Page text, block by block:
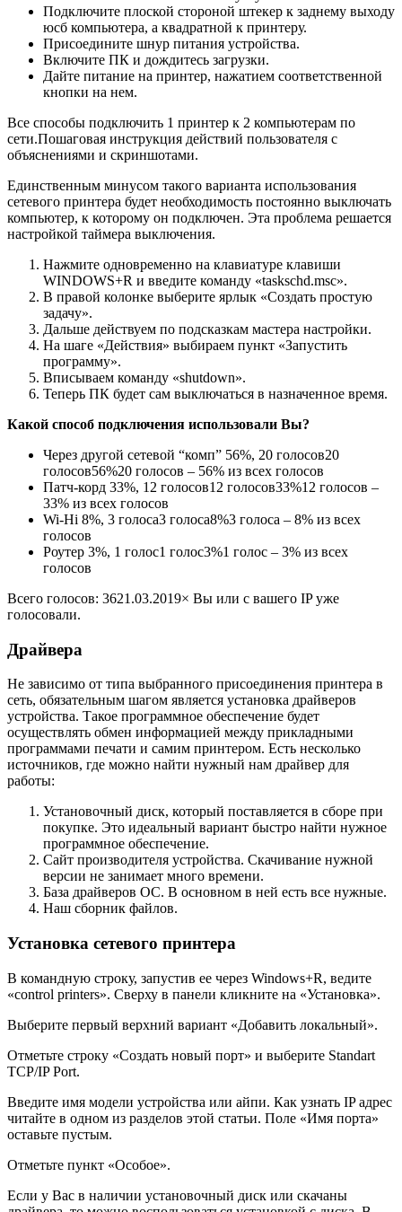
Подключите плоской стороной штекер к заднему выходу
юсб компьютера, а квадратной к принтеру.
Присоедините шнур питания устройства.
Включите ПК и дождитесь загрузки.
Дайте питание на принтер, нажатием соответственной
кнопки на нем.
Все способы подключить 1 принтер к 2 компьютерам по
сети.Пошаговая инструкция действий пользователя с
объяснениями и скриншотами.
Единственным минусом такого варианта использования
сетевого принтера будет необходимость постоянно выключать
компьютер, к которому он подключен. Эта проблема решается
настройкой таймера выключения.
Нажмите одновременно на клавиатуре клавиши
WINDOWS+R и введите команду «taskschd.msc».
В правой колонке выберите ярлык «Создать простую
задачу».
Дальше действуем по подсказкам мастера настройки.
На шаге «Действия» выбираем пункт «Запустить
программу».
Вписываем команду «shutdown».
Теперь ПК будет сам выключаться в назначенное время.
Какой способ подключения использовали Вы?
Через другой сетевой “комп” 56%, 20 голосов20
голосов56%20 голосов – 56% из всех голосов
Патч-корд 33%, 12 голосов12 голосов33%12 голосов –
33% из всех голосов
Wi-Hi 8%, 3 голоса3 голоса8%3 голоса – 8% из всех
голосов
Роутер 3%, 1 голос1 голос3%1 голос – 3% из всех
голосов
Всего голосов: 3621.03.2019× Вы или с вашего IP уже
голосовали.
Драйвера
Не зависимо от типа выбранного присоединения принтера в
сеть, обязательным шагом является установка драйверов
устройства. Такое программное обеспечение будет
осуществлять обмен информацией между прикладными
программами печати и самим принтером. Есть несколько
источников, где можно найти нужный нам драйвер для
работы:
Установочный диск, который поставляется в сборе при
покупке. Это идеальный вариант быстро найти нужное
программное обеспечение.
Сайт производителя устройства. Скачивание нужной
версии не занимает много времени.
База драйверов ОС. В основном в ней есть все нужные.
Наш сборник файлов.
Установка сетевого принтера
В командную строку, запустив ее через Windows+R, ведите
«control printers». Сверху в панели кликните на «Установка».
Выберите первый верхний вариант «Добавить локальный».
Отметьте строку «Создать новый порт» и выберите Standart
TCP/IP Port.
Введите имя модели устройства или айпи. Как узнать IP адрес
читайте в одном из разделов этой статьи. Поле «Имя порта»
оставьте пустым.
Отметьте пункт «Особое».
Если у Вас в наличии установочный диск или скачаны